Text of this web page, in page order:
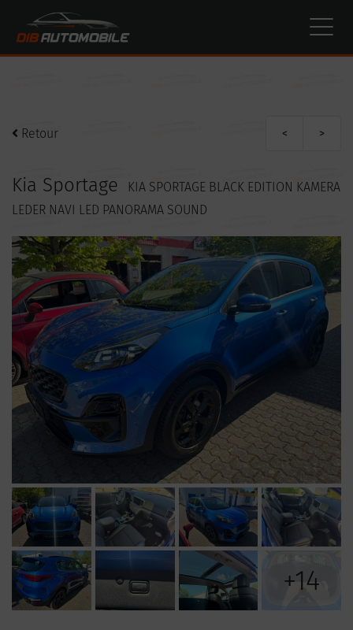
Retour < >
Kia Sportage
KIA SPORTAGE BLACK EDITION KAMERA
LEDER NAVI LED PANORAMA SOUND
+14